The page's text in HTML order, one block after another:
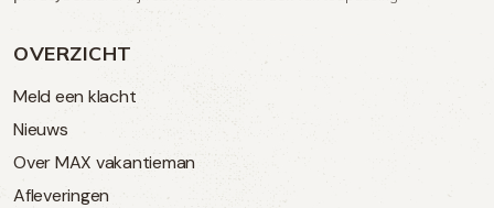
OVERZICHT
Meld een klacht
Nieuws
Over MAX vakantieman
Afleveringen